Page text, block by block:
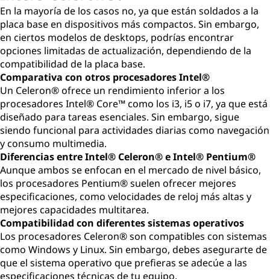
En la mayoría de los casos no, ya que están soldados a la
placa base en dispositivos más compactos. Sin embargo,
en ciertos modelos de desktops, podrías encontrar
opciones limitadas de actualización, dependiendo de la
compatibilidad de la placa base.
Comparativa con otros procesadores Intel®
Un Celeron® ofrece un rendimiento inferior a los
procesadores Intel® Core™ como los i3, i5 o i7, ya que está
diseñado para tareas esenciales. Sin embargo, sigue
siendo funcional para actividades diarias como navegación
y consumo multimedia.
Diferencias entre Intel® Celeron® e Intel® Pentium®
Aunque ambos se enfocan en el mercado de nivel básico,
los procesadores Pentium® suelen ofrecer mejores
especificaciones, como velocidades de reloj más altas y
mejores capacidades multitarea.
Compatibilidad con diferentes sistemas operativos
Los procesadores Celeron® son compatibles con sistemas
como Windows y Linux. Sin embargo, debes asegurarte de
que el sistema operativo que prefieras se adecúe a las
especificaciones técnicas de tu equipo.